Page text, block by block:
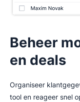
Beheer
en deals
Organiseer
tool en reageer snel